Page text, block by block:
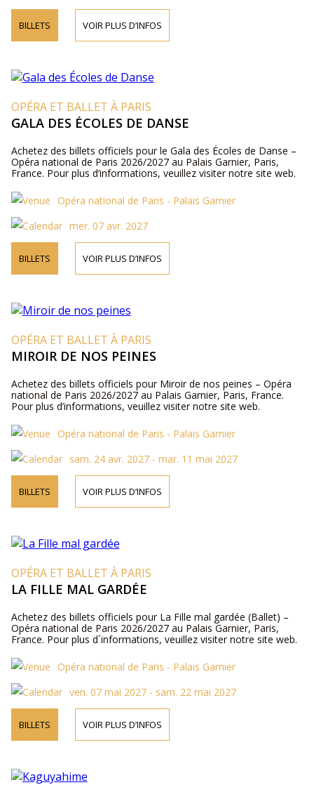
BILLETS VOIR PLUS D’INFOS
OPÉRA ET BALLET À PARIS
GALA DES ÉCOLES DE DANSE
Achetez des billets officiels pour le Gala des Écoles de Danse –
Opéra national de Paris 2026/2027 au Palais Garnier, Paris,
France. Pour plus d’informations, veuillez visiter notre site web.
Opéra national de Paris - Palais Garnier
mer. 07 avr. 2027
BILLETS VOIR PLUS D’INFOS
OPÉRA ET BALLET À PARIS
MIROIR DE NOS PEINES
Achetez des billets officiels pour Miroir de nos peines – Opéra
national de Paris 2026/2027 au Palais Garnier, Paris, France.
Pour plus d’informations, veuillez visiter notre site web.
Opéra national de Paris - Palais Garnier
sam. 24 avr. 2027 - mar. 11 mai 2027
BILLETS VOIR PLUS D’INFOS
OPÉRA ET BALLET À PARIS
LA FILLE MAL GARDÉE
Achetez des billets officiels pour La Fille mal gardée (Ballet) –
Opéra national de Paris 2026/2027 au Palais Garnier, Paris,
France. Pour plus d´informations, veuillez visiter notre site web.
Opéra national de Paris - Palais Garnier
ven. 07 mai 2027 - sam. 22 mai 2027
BILLETS VOIR PLUS D’INFOS